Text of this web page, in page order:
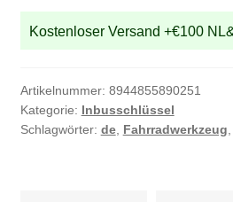
Kostenloser Versand +€100
Artikelnummer: 8944855890251
Kategorie: Inbusschlüssel
Schlagwörter: de, Fahrradwerkzeug